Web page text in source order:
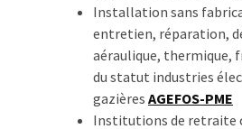
Installation sans
entretien, réparation,
aéraulique, thermique,
du statut industries
gazières AGEFOS-PME
Institutions de retraite